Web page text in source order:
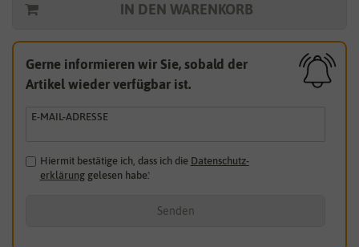
IN DEN WARENKORB
Gerne informieren wir Sie, sobald der
Artikel wieder verfügbar ist.
E-MAIL-ADRESSE
Hiermit bestätige ich, dass ich die Daten­schutz­
erklärunggelesen habe.*
Senden